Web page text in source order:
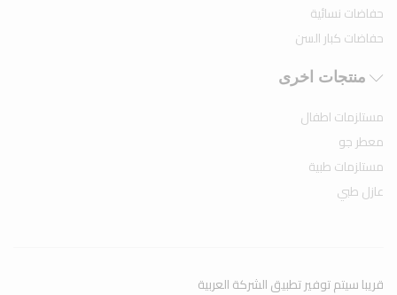
حفاضات نسائية
حفاضات كبار السن
منتجات اخرى
مستلزمات اطفال
معطر جو
مستلزمات طبية
عازل طبي
قريبا سيتم توفير تطبيق الشركة العربية